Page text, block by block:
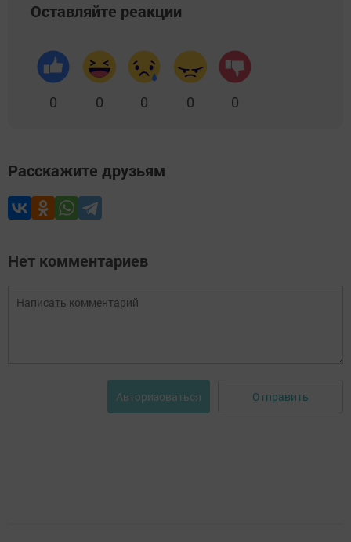
Оставляйте реакции
0 0 0 0 0
Расскажите друзьям
Нет комментариев
Авторизоваться Отправить